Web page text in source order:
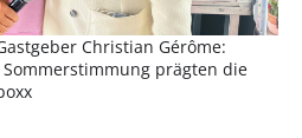
Christian Gérôme:
prägten die